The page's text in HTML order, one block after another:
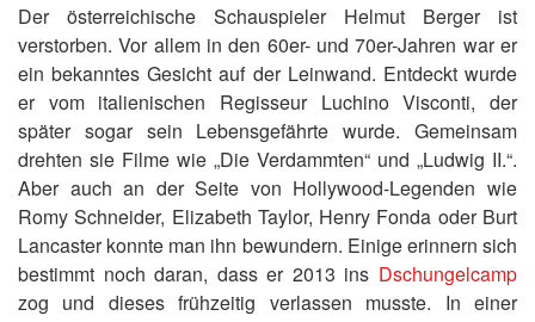
Der österreichische Schauspieler Helmut Berger ist
verstorben. Vor allem in den 60er- und 70er-Jahren war er
ein bekanntes Gesicht auf der Leinwand. Entdeckt wurde
er vom italienischen Regisseur Luchino Visconti, der
später sogar sein Lebensgefährte wurde. Gemeinsam
drehten sie Filme wie „Die Verdammten“ und „Ludwig II.“.
Aber auch an der Seite von Hollywood-Legenden wie
Romy Schneider, Elizabeth Taylor, Henry Fonda oder Burt
Lancaster konnte man ihn bewundern. Einige erinnern sich
bestimmt noch daran, dass er 2013 ins Dschungelcamp
zog und dieses frühzeitig verlassen musste. In einer